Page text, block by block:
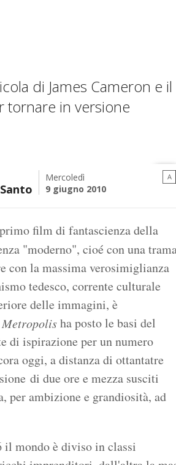
di James Cameron e il
tornare in versione
Mercoledì
9 giugno 2010
A
film di fantascienza della
"moderno", cioé con una
con la massima verosimiglianza
tedesco, corrente culturale
delle immagini, è
Metropolisha posto le basi del
di ispirazione per un numero
oggi, a distanza di ottantatre
di due ore e mezza susciti
per ambizione e grandiosità, ad
il mondo è diviso in classi